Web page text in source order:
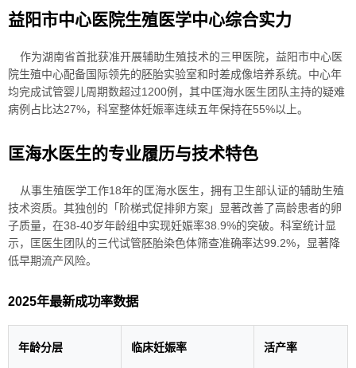
益阳市中心医院生殖医学中心综合实力
作为湖南省首批获准开展辅助生殖技术的三甲医院，益阳市中心医
院生殖中心配备国际领先的胚胎实验室和时差成像培养系统。中心年
均完成试管婴儿周期数超过1200例，其中匡海水医生团队主持的疑难
病例占比达27%，科室整体妊娠率连续五年保持在55%以上。
匡海水医生的专业履历与技术特色
从事生殖医学工作18年的匡海水医生，拥有卫生部认证的辅助生殖
技术资质。其独创的「阶梯式促排卵方案」显著改善了高龄患者的卵
子质量，在38-40岁年龄组中实现妊娠率38.9%的突破。科室统计显
示，匡医生团队的三代试管胚胎染色体筛查准确率达99.2%，显著降
低早期流产风险。
2025年最新成功率数据
年龄分层 临床妊娠率 活产率